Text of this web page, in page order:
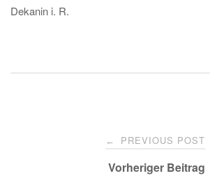
Dekanin i. R.
← PREVIOUS POST
Vorheriger Beitrag